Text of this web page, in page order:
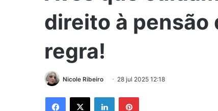
direito à pensão
regra!
Nicole Ribeiro 28 jul 2025 12:18
Facebook
X LinkedinPinterest